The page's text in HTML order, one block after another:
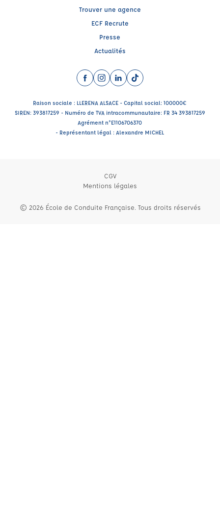
Trouver une agence
ECF Recrute
Presse
Actualités
Facebook (nouvelle fenêtre)
Instagram (nouvelle fenêtre)
LinkedIn (nouvelle fenêtre)
TikTok (nouvelle fenêtre)
Raison sociale : LLERENA ALSACE - Capital social: 100000€
SIREN: 393817259 - Numéro de TVA intracommunautaire: FR 34 393817259
Agrément n°E1106706370
- Représentant légal : Alexandre MICHEL
CGV
Mentions légales
© 2026 École de Conduite Française. Tous droits réservés